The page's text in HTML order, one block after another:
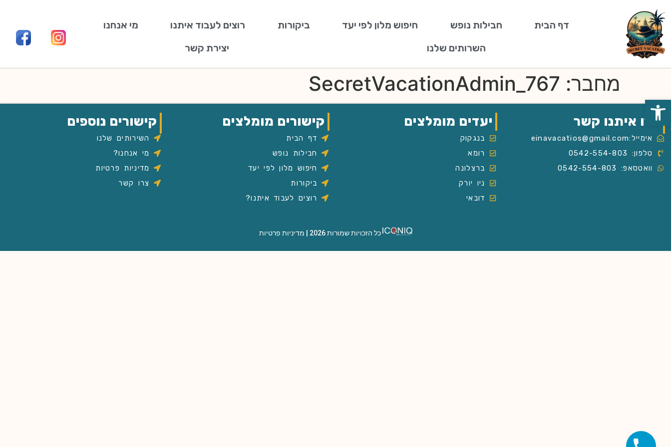
פתח סרגל נגישות
דף הבית חבילות נופש חיפוש מלון לפי יעד ביקורות רוצים לעבוד איתנו
מי אנחנו
השרותים שלנו
יצירת קשר
מחבר: SecretVacationAdmin_767
צרו איתנו קשר
אימייל:einavacatios@gmail.com
טלפון: 0542-554-803
וואטסאפ: 0542-554-803
יעדים מומלצים
בנגקוק
רומא
ברצלונה
ניו יורק
דובאי
קישורים מומלצים
דף הבית
חבילות נופש
חיפוש מלון לפי יעד
ביקורות
רוצים לעבוד איתנו?
קישורים נוספים
השירותים שלנו
מי אנחנו?
מדיניות פרטיות
צרו קשר
כל הזכויות שמורות 2026 | מדיניות פרטיות